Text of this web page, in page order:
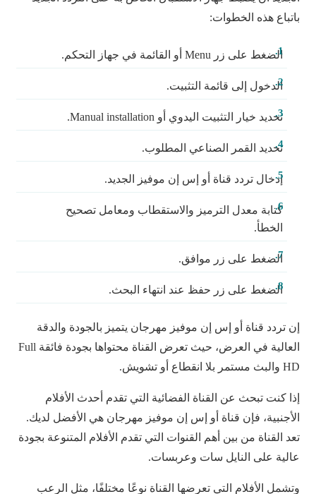
باتباع هذه الخطوات:
الضغط على زر Menu أو القائمة في جهاز التحكم.
الدخول إلى قائمة التثبيت.
تحديد خيار التثبيت اليدوي أو Manual installation.
تحديد القمر الصناعي المطلوب.
إدخال تردد قناة أو إس إن موفيز الجديد.
كتابة معدل الترميز والاستقطاب ومعامل تصحيح
الخطأ.
الضغط على زر موافق.
الضغط على زر حفظ عند انتهاء البحث.
إن تردد قناة أو إس إن موفيز مهرجان يتميز بالجودة والدقة
العالية في العرض، حيث تعرض القناة محتواها بجودة فائقة Full
HD والبث مستمر بلا انقطاع أو تشويش.
إذا كنت تبحث عن القناة الفضائية التي تقدم أحدث الأفلام
الأجنبية، فإن قناة أو إس إن موفيز مهرجان هي الأفضل لديك.
تعد القناة من بين أهم القنوات التي تقدم الأفلام المتنوعة بجودة
عالية على النايل سات وعربسات.
وتشمل الأفلام التي تعرضها القناة نوعًا مختلفًا، مثل الرعب